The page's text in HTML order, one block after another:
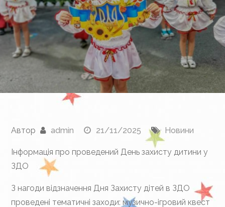
Автор admin 21/11/2025 Новини
Інформація про проведений День захисту дитини у
ЗДО
З нагоди відзначення Дня Захисту дітей в ЗДО
проведені тематичні заходи: музично-ігровий квест